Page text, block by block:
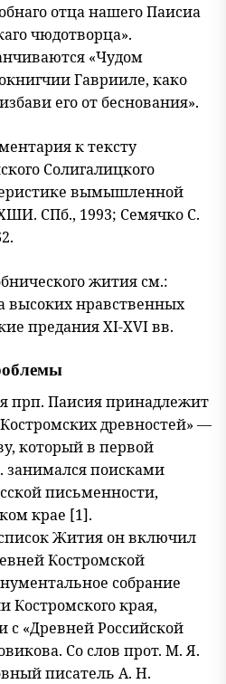
отца нашего Паисиа
чюдотворца».
«Чудом
Гаврииле, како
его от беснования».
к тексту
Солигалицкого
вымышленной
СПб., 1993; Семячко С.
жития см.:
высоких нравственных
предания XI-XVI вв.
прп. Паисия принадлежит
древностей» —
который в первой
занимался поисками
письменности,
крае [1].
Жития он включил
Костромской
собрание
Костромского края,
с «Древней Российской
Со слов прот. М. Я.
писатель А. Н.